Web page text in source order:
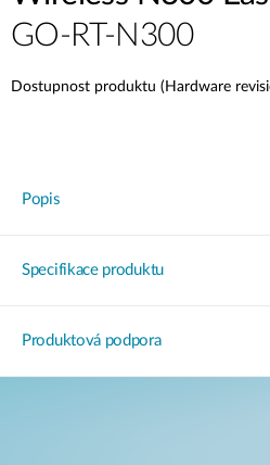
GO-RT-N300
Dostupnost produktu (Hardware
Popis
Specifikace produktu
Produktová podpora